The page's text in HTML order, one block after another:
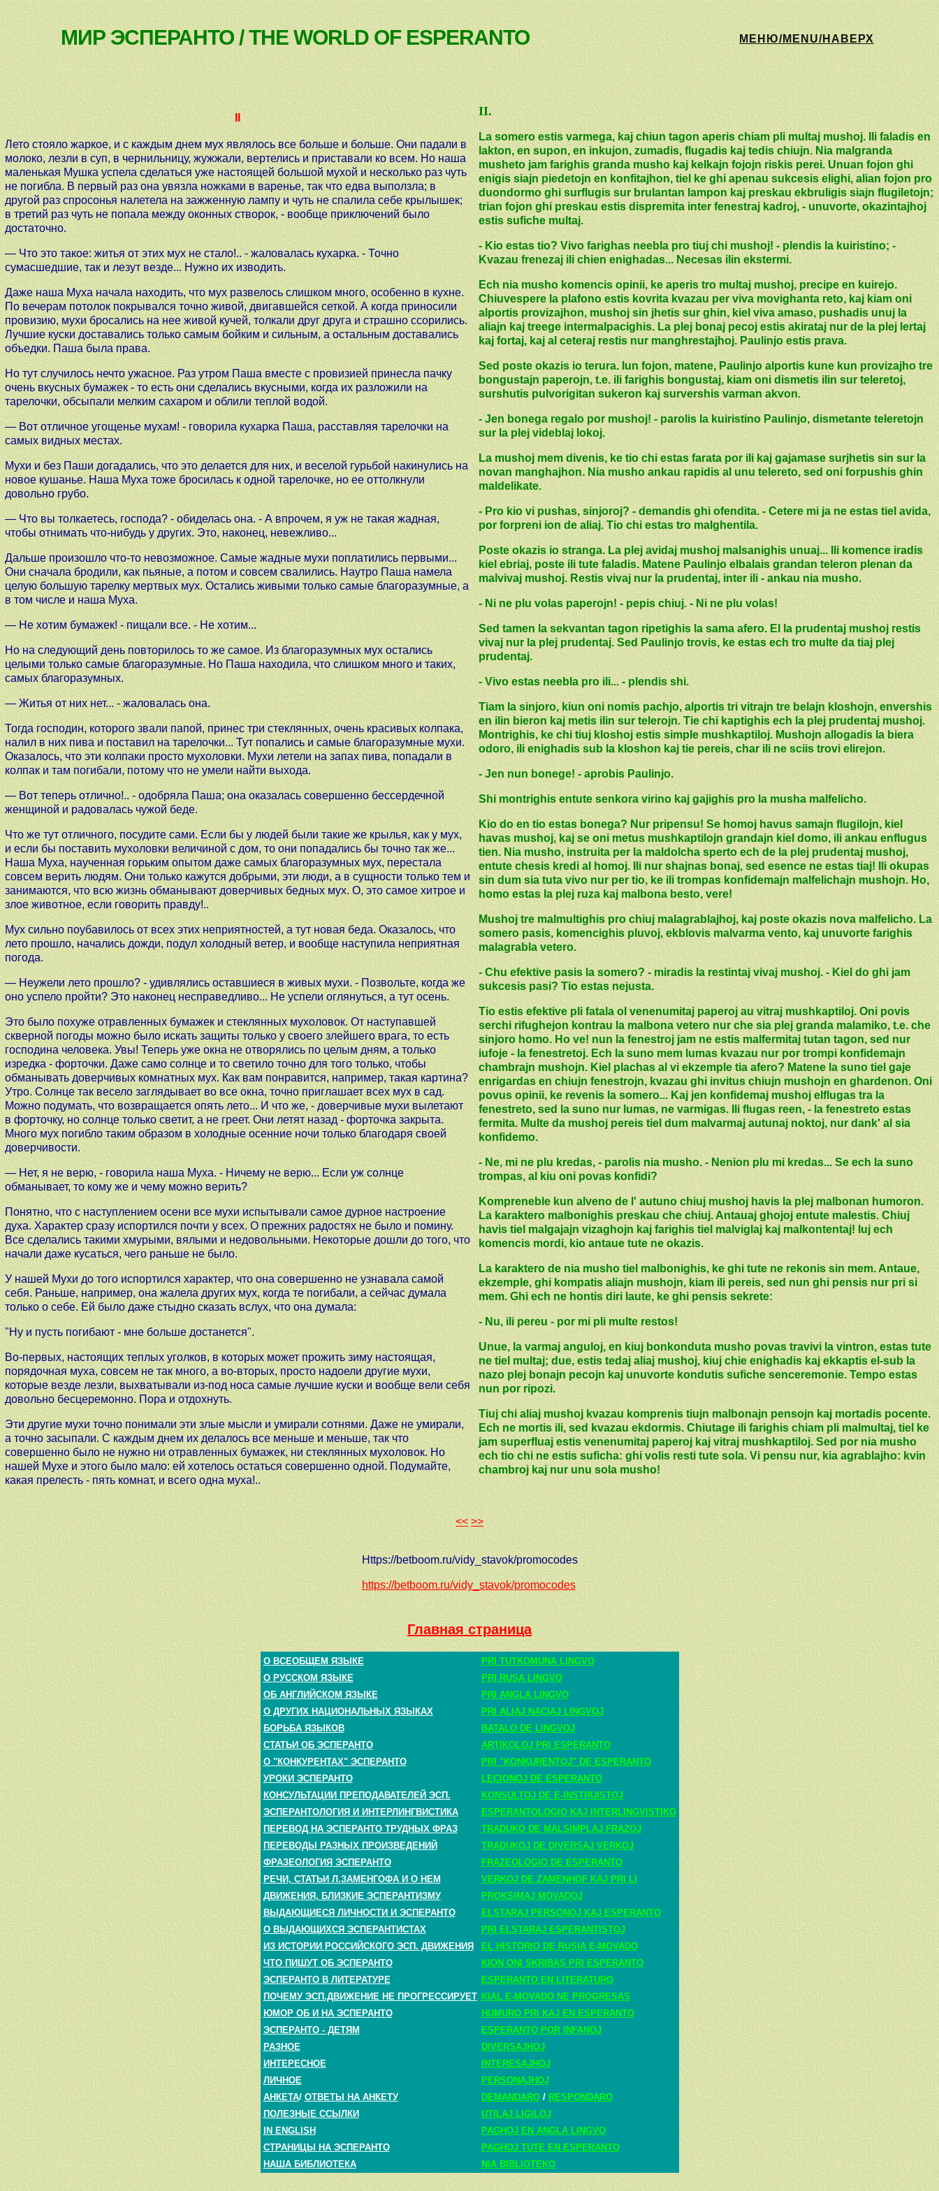
МИР ЭСПЕРАНТО / THE WORLD OF ESPERANTO МЕНЮ/MENU/НАВЕРХ
II
Лето стояло жаркое, и с каждым днем мух являлось все больше и больше. Они падали в
молоко, лезли в суп, в чернильницу, жужжали, вертелись и приставали ко всем. Но наша
маленькая Мушка успела сделаться уже настоящей большой мухой и несколько раз чуть
не погибла. В первый раз она увязла ножками в варенье, так что едва выползла; в
другой раз спросонья налетела на зажженную лампу и чуть не спалила себе крылышек;
в третий раз чуть не попала между оконных створок, - вообще приключений было
достаточно.
— Что это такое: житья от этих мух не стало!.. - жаловалась кухарка. - Точно
сумасшедшие, так и лезут везде... Нужно их изводить.
Даже наша Муха начала находить, что мух развелось слишком много, особенно в кухне.
По вечерам потолок покрывался точно живой, двигавшейся сеткой. А когда приносили
провизию, мухи бросались на нее живой кучей, толкали друг друга и страшно ссорились.
Лучшие куски доставались только самым бойким и сильным, а остальным доставались
объедки. Паша была права.
Но тут случилось нечто ужасное. Раз утром Паша вместе с провизией принесла пачку
очень вкусных бумажек - то есть они сделались вкусными, когда их разложили на
тарелочки, обсыпали мелким сахаром и облили теплой водой.
— Вот отличное угощенье мухам! - говорила кухарка Паша, расставляя тарелочки на
самых видных местах.
Мухи и без Паши догадались, что это делается для них, и веселой гурьбой накинулись на
новое кушанье. Наша Муха тоже бросилась к одной тарелочке, но ее оттолкнули
довольно грубо.
— Что вы толкаетесь, господа? - обиделась она. - А впрочем, я уж не такая жадная,
чтобы отнимать что-нибудь у других. Это, наконец, невежливо...
Дальше произошло что-то невозможное. Самые жадные мухи поплатились первыми...
Они сначала бродили, как пьяные, а потом и совсем свалились. Наутро Паша намела
целую большую тарелку мертвых мух. Остались живыми только самые благоразумные, а
в том числе и наша Муха.
— Не хотим бумажек! - пищали все. - Не хотим...
Но на следующий день повторилось то же самое. Из благоразумных мух остались
целыми только самые благоразумные. Но Паша находила, что слишком много и таких,
самых благоразумных.
— Житья от них нет... - жаловалась она.
Тогда господин, которого звали папой, принес три стеклянных, очень красивых колпака,
налил в них пива и поставил на тарелочки... Тут попались и самые благоразумные мухи.
Оказалось, что эти колпаки просто мухоловки. Мухи летели на запах пива, попадали в
колпак и там погибали, потому что не умели найти выхода.
— Вот теперь отлично!.. - одобряла Паша; она оказалась совершенно бессердечной
женщиной и радовалась чужой беде.
Что же тут отличного, посудите сами. Если бы у людей были такие же крылья, как у мух,
и если бы поставить мухоловки величиной с дом, то они попадались бы точно так же...
Наша Муха, наученная горьким опытом даже самых благоразумных мух, перестала
совсем верить людям. Они только кажутся добрыми, эти люди, а в сущности только тем и
занимаются, что всю жизнь обманывают доверчивых бедных мух. О, это самое хитрое и
злое животное, если говорить правду!..
Мух сильно поубавилось от всех этих неприятностей, а тут новая беда. Оказалось, что
лето прошло, начались дожди, подул холодный ветер, и вообще наступила неприятная
погода.
— Неужели лето прошло? - удивлялись оставшиеся в живых мухи. - Позвольте, когда же
оно успело пройти? Это наконец несправедливо... Не успели оглянуться, а тут осень.
Это было похуже отравленных бумажек и стеклянных мухоловок. От наступавшей
скверной погоды можно было искать защиты только у своего злейшего врага, то есть
господина человека. Увы! Теперь уже окна не отворялись по целым дням, а только
изредка - форточки. Даже само солнце и то светило точно для того только, чтобы
обманывать доверчивых комнатных мух. Как вам понравится, например, такая картина?
Утро. Солнце так весело заглядывает во все окна, точно приглашает всех мух в сад.
Можно подумать, что возвращается опять лето... И что же, - доверчивые мухи вылетают
в форточку, но солнце только светит, а не греет. Они летят назад - форточка закрыта.
Много мух погибло таким образом в холодные осенние ночи только благодаря своей
доверчивости.
— Нет, я не верю, - говорила наша Муха. - Ничему не верю... Если уж солнце
обманывает, то кому же и чему можно верить?
Понятно, что с наступлением осени все мухи испытывали самое дурное настроение
духа. Характер сразу испортился почти у всех. О прежних радостях не было и помину.
Все сделались такими хмурыми, вялыми и недовольными. Некоторые дошли до того, что
начали даже кусаться, чего раньше не было.
У нашей Мухи до того испортился характер, что она совершенно не узнавала самой
себя. Раньше, например, она жалела других мух, когда те погибали, а сейчас думала
только о себе. Ей было даже стыдно сказать вслух, что она думала:
"Ну и пусть погибают - мне больше достанется".
Во-первых, настоящих теплых уголков, в которых может прожить зиму настоящая,
порядочная муха, совсем не так много, а во-вторых, просто надоели другие мухи,
которые везде лезли, выхватывали из-под носа самые лучшие куски и вообще вели себя
довольно бесцеремонно. Пора и отдохнуть.
Эти другие мухи точно понимали эти злые мысли и умирали сотнями. Даже не умирали,
а точно засыпали. С каждым днем их делалось все меньше и меньше, так что
совершенно было не нужно ни отравленных бумажек, ни стеклянных мухоловок. Но
нашей Мухе и этого было мало: ей хотелось остаться совершенно одной. Подумайте,
какая прелесть - пять комнат, и всего одна муха!..
II.
La somero estis varmega, kaj chiun tagon aperis chiam pli multaj mushoj. Ili faladis en
lakton, en supon, en inkujon, zumadis, flugadis kaj tedis chiujn. Nia malgranda
musheto jam farighis granda musho kaj kelkajn fojojn riskis perei. Unuan fojon ghi
enigis siajn piedetojn en konfitajhon, tiel ke ghi apenau sukcesis elighi, alian fojon pro
duondormo ghi surflugis sur brulantan lampon kaj preskau ekbruligis siajn flugiletojn;
trian fojon ghi preskau estis dispremita inter fenestraj kadroj, - unuvorte, okazintajhoj
estis sufiche multaj.
- Kio estas tio? Vivo farighas neebla pro tiuj chi mushoj! - plendis la kuiristino; -
Kvazau frenezaj ili chien enighadas... Necesas ilin ekstermi.
Ech nia musho komencis opinii, ke aperis tro multaj mushoj, precipe en kuirejo.
Chiuvespere la plafono estis kovrita kvazau per viva movighanta reto, kaj kiam oni
alportis provizajhon, mushoj sin jhetis sur ghin, kiel viva amaso, pushadis unuj la
aliajn kaj treege intermalpacighis. La plej bonaj pecoj estis akirataj nur de la plej lertaj
kaj fortaj, kaj al ceteraj restis nur manghrestajhoj. Paulinjo estis prava.
Sed poste okazis io terura. Iun fojon, matene, Paulinjo alportis kune kun provizajho tre
bongustajn paperojn, t.e. ili farighis bongustaj, kiam oni dismetis ilin sur teleretoj,
surshutis pulvorigitan sukeron kaj survershis varman akvon.
- Jen bonega regalo por mushoj! - parolis la kuiristino Paulinjo, dismetante teleretojn
sur la plej videblaj lokoj.
La mushoj mem divenis, ke tio chi estas farata por ili kaj gajamase surjhetis sin sur la
novan manghajhon. Nia musho ankau rapidis al unu telereto, sed oni forpushis ghin
maldelikate.
- Pro kio vi pushas, sinjoroj? - demandis ghi ofendita. - Cetere mi ja ne estas tiel avida,
por forpreni ion de aliaj. Tio chi estas tro malghentila.
Poste okazis io stranga. La plej avidaj mushoj malsanighis unuaj... Ili komence iradis
kiel ebriaj, poste ili tute faladis. Matene Paulinjo elbalais grandan teleron plenan da
malvivaj mushoj. Restis vivaj nur la prudentaj, inter ili - ankau nia musho.
- Ni ne plu volas paperojn! - pepis chiuj. - Ni ne plu volas!
Sed tamen la sekvantan tagon ripetighis la sama afero. El la prudentaj mushoj restis
vivaj nur la plej prudentaj. Sed Paulinjo trovis, ke estas ech tro multe da tiaj plej
prudentaj.
- Vivo estas neebla pro ili... - plendis shi.
Tiam la sinjoro, kiun oni nomis pachjo, alportis tri vitrajn tre belajn kloshojn, envershis
en ilin bieron kaj metis ilin sur telerojn. Tie chi kaptighis ech la plej prudentaj mushoj.
Montrighis, ke chi tiuj kloshoj estis simple mushkaptiloj. Mushojn allogadis la biera
odoro, ili enighadis sub la kloshon kaj tie pereis, char ili ne sciis trovi elirejon.
- Jen nun bonege! - aprobis Paulinjo.
Shi montrighis entute senkora virino kaj gajighis pro la musha malfelicho.
Kio do en tio estas bonega? Nur pripensu! Se homoj havus samajn flugilojn, kiel
havas mushoj, kaj se oni metus mushkaptilojn grandajn kiel domo, ili ankau enflugus
tien. Nia musho, instruita per la maldolcha sperto ech de la plej prudentaj mushoj,
entute chesis kredi al homoj. Ili nur shajnas bonaj, sed esence ne estas tiaj! Ili okupas
sin dum sia tuta vivo nur per tio, ke ili trompas konfidemajn malfelichajn mushojn. Ho,
homo estas la plej ruza kaj malbona besto, vere!
Mushoj tre malmultighis pro chiuj malagrablajhoj, kaj poste okazis nova malfelicho. La
somero pasis, komencighis pluvoj, ekblovis malvarma vento, kaj unuvorte farighis
malagrabla vetero.
- Chu efektive pasis la somero? - miradis la restintaj vivaj mushoj. - Kiel do ghi jam
sukcesis pasi? Tio estas nejusta.
Tio estis efektive pli fatala ol venenumitaj paperoj au vitraj mushkaptiloj. Oni povis
serchi rifughejon kontrau la malbona vetero nur che sia plej granda malamiko, t.e. che
sinjoro homo. Ho ve! nun la fenestroj jam ne estis malfermitaj tutan tagon, sed nur
iufoje - la fenestretoj. Ech la suno mem lumas kvazau nur por trompi konfidemajn
chambrajn mushojn. Kiel plachas al vi ekzemple tia afero? Matene la suno tiel gaje
enrigardas en chiujn fenestrojn, kvazau ghi invitus chiujn mushojn en ghardenon. Oni
povus opinii, ke revenis la somero... Kaj jen konfidemaj mushoj elflugas tra la
fenestreto, sed la suno nur lumas, ne varmigas. Ili flugas reen, - la fenestreto estas
fermita. Multe da mushoj pereis tiel dum malvarmaj autunaj noktoj, nur dank' al sia
konfidemo.
- Ne, mi ne plu kredas, - parolis nia musho. - Nenion plu mi kredas... Se ech la suno
trompas, al kiu oni povas konfidi?
Kompreneble kun alveno de l' autuno chiuj mushoj havis la plej malbonan humoron.
La karaktero malbonighis preskau che chiuj. Antauaj ghojoj entute malestis. Chiuj
havis tiel malgajajn vizaghojn kaj farighis tiel malviglaj kaj malkontentaj! Iuj ech
komencis mordi, kio antaue tute ne okazis.
La karaktero de nia musho tiel malbonighis, ke ghi tute ne rekonis sin mem. Antaue,
ekzemple, ghi kompatis aliajn mushojn, kiam ili pereis, sed nun ghi pensis nur pri si
mem. Ghi ech ne hontis diri laute, ke ghi pensis sekrete:
- Nu, ili pereu - por mi pli multe restos!
Unue, la varmaj anguloj, en kiuj bonkonduta musho povas travivi la vintron, estas tute
ne tiel multaj; due, estis tedaj aliaj mushoj, kiuj chie enighadis kaj ekkaptis el-sub la
nazo plej bonajn pecojn kaj unuvorte kondutis sufiche senceremonie. Tempo estas
nun por ripozi.
Tiuj chi aliaj mushoj kvazau komprenis tiujn malbonajn pensojn kaj mortadis pocente.
Ech ne mortis ili, sed kvazau ekdormis. Chiutage ili farighis chiam pli malmultaj, tiel ke
jam superfluaj estis venenumitaj paperoj kaj vitraj mushkaptiloj. Sed por nia musho
ech tio chi ne estis suficha: ghi volis resti tute sola. Vi pensu nur, kia agrablajho: kvin
chambroj kaj nur unu sola musho!
<< >>
Https://betboom.ru/vidy_stavok/promocodes
https://betboom.ru/vidy_stavok/promocodes
Главная страница
О ВСЕОБЩЕМ ЯЗЫКЕ
PRI TUTKOMUNA LINGVO
О РУССКОМ ЯЗЫКЕ
PRI RUSA LINGVO
ОБ АНГЛИЙСКОМ ЯЗЫКЕ
PRI ANGLA LINGVO
О ДРУГИХ НАЦИОНАЛЬНЫХ ЯЗЫКАХ
PRI ALIAJ NACIAJ LINGVOJ
БОРЬБА ЯЗЫКОВ
BATALO DE LINGVOJ
СТАТЬИ ОБ ЭСПЕРАНТО
ARTIKOLOJ PRI ESPERANTO
О "КОНКУРЕНТАХ" ЭСПЕРАНТО
PRI "KONKURENTOJ" DE ESPERANTO
УРОКИ ЭСПЕРАНТО
LECIONOJ DE ESPERANTO
КОНСУЛЬТАЦИИ ПРЕПОДАВАТЕЛЕЙ ЭСП.
KONSULTOJ DE E-INSTRUISTOJ
ЭСПЕРАНТОЛОГИЯ И ИНТЕРЛИНГВИСТИКА
ESPERANTOLOGIO KAJ INTERLINGVISTIKO
ПЕРЕВОД НА ЭСПЕРАНТО ТРУДНЫХ ФРАЗ
TRADUKO DE MALSIMPLAJ FRAZOJ
ПЕРЕВОДЫ РАЗНЫХ ПРОИЗВЕДЕНИЙ
TRADUKOJ DE DIVERSAJ VERKOJ
ФРАЗЕОЛОГИЯ ЭСПЕРАНТО
FRAZEOLOGIO DE ESPERANTO
РЕЧИ, СТАТЬИ Л.ЗАМЕНГОФА И О НЕМ
VERKOJ DE ZAMENHOF KAJ PRI LI
ДВИЖЕНИЯ, БЛИЗКИЕ ЭСПЕРАНТИЗМУ
PROKSIMAJ MOVADOJ
ВЫДАЮЩИЕСЯ ЛИЧНОСТИ И ЭСПЕРАНТО
ELSTARAJ PERSONOJ KAJ ESPERANTO
О ВЫДАЮЩИХСЯ ЭСПЕРАНТИСТАХ
PRI ELSTARAJ ESPERANTISTOJ
ИЗ ИСТОРИИ РОССИЙСКОГО ЭСП. ДВИЖЕНИЯ
EL HISTORIO DE RUSIA E-MOVADO
ЧТО ПИШУТ ОБ ЭСПЕРАНТО
KION ONI SKRIBAS PRI ESPERANTO
ЭСПЕРАНТО В ЛИТЕРАТУРЕ
ESPERANTO EN LITERATURO
ПОЧЕМУ ЭСП.ДВИЖЕНИЕ НЕ ПРОГРЕССИРУЕТ KIAL E-MOVADO NE PROGRESAS
ЮМОР ОБ И НА ЭСПЕРАНТО
HUMURO PRI KAJ EN ESPERANTO
ЭСПЕРАНТО - ДЕТЯМ
ESPERANTO POR INFANOJ
РАЗНОЕ
DIVERSAJHOJ
ИНТЕРЕСНОЕ
INTERESAJHOJ
ЛИЧНОЕ
PERSONAJHOJ
АНКЕТА/ ОТВЕТЫ НА АНКЕТУ DEMANDARO/ RESPONDARO
ПОЛЕЗНЫЕ ССЫЛКИ
UTILAJ LIGILOJ
IN ENGLISH
PAGHOJ EN ANGLA LINGVO
СТРАНИЦЫ НА ЭСПЕРАНТО
PAGHOJ TUTE EN ESPERANTO
НАША БИБЛИОТЕКА
NIA BIBLIOTEKO